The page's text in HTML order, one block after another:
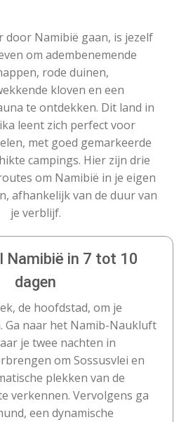
door Namibië gaan, is jezelf
om adembenemende
rode duinen,
kloven en een
te ontdekken. Dit land in
leent zich perfect voor
met goed gemarkeerde
campings. Hier zijn drie
om Namibië in je eigen
afhankelijk van de duur van
je verblijf.
Namibië in 7 tot 10
dagen
de hoofdstad, om je
Ga naar het Namib-Naukluft
je twee nachten in
om Sossusvlei en
plekken van de
verkennen. Vervolgens ga
een dynamische